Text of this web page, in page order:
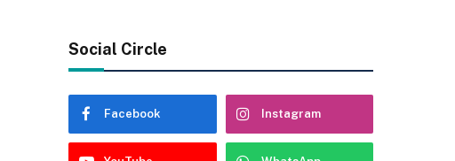
Social Circle
Facebook Instagram